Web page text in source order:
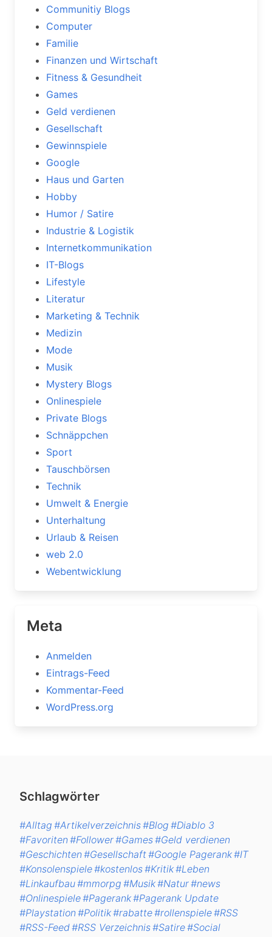
Communitiy Blogs
Computer
Familie
Finanzen und Wirtschaft
Fitness & Gesundheit
Games
Geld verdienen
Gesellschaft
Gewinnspiele
Google
Haus und Garten
Hobby
Humor / Satire
Industrie & Logistik
Internetkommunikation
IT-Blogs
Lifestyle
Literatur
Marketing & Technik
Medizin
Mode
Musik
Mystery Blogs
Onlinespiele
Private Blogs
Schnäppchen
Sport
Tauschbörsen
Technik
Umwelt & Energie
Unterhaltung
Urlaub & Reisen
web 2.0
Webentwicklung
Meta
Anmelden
Eintrags-Feed
Kommentar-Feed
WordPress.org
Schlagwörter
#Alltag #Artikelverzeichnis#Blog #Diablo 3
#Favoriten#Follower#Games#Geld verdienen
#Geschichten#Gesellschaft#Google Pagerank#IT
#Konsolenspiele#kostenlos#Kritik#Leben
#Linkaufbau#mmorpg #Musik#Natur#news
#Onlinespiele#Pagerank#Pagerank Update
#Playstation#Politik#rabatte#rollenspiele#RSS
#RSS-Feed#RSS Verzeichnis#Satire#Social